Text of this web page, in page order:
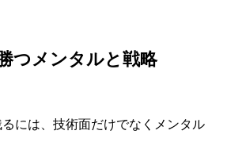
つメンタルと戦略
には、技術面だけでなくメンタル